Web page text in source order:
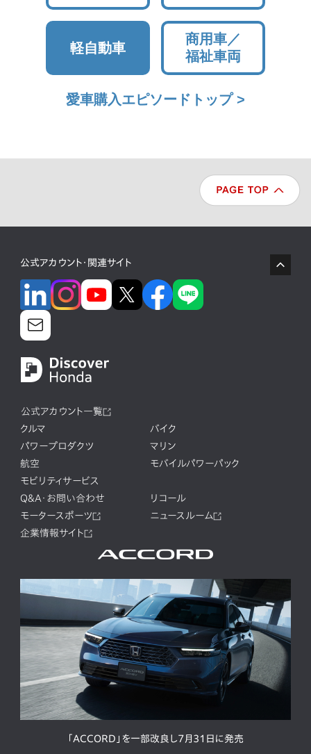
軽自動車
商用車／
福祉車両
愛車購入エピソードトップ >
公式アカウント・関連サイト
公式アカウント一覧
クルマ
バイク
パワープロダクツ
マリン
航空
モバイルパワーパック
モビリティサービス
Q&A・お問い合わせ
リコール
モータースポーツ
ニュースルーム
企業情報サイト
「ACCORD」を一部改良し7月31日に発売